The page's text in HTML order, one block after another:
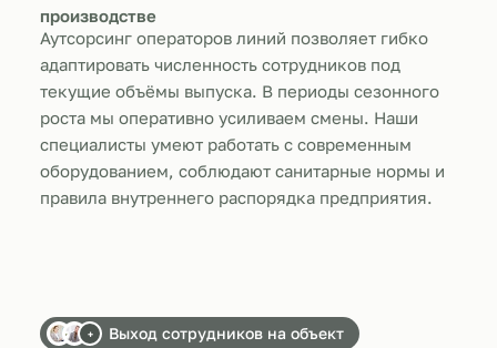
производстве
Аутсорсинг операторов линий позволяет гибко
адаптировать численность сотрудников под
текущие объёмы выпуска. В периоды сезонного
роста мы оперативно усиливаем смены. Наши
специалисты умеют работать с современным
оборудованием, соблюдают санитарные нормы и
правила внутреннего распорядка предприятия.
+ Выход сотрудников на объект